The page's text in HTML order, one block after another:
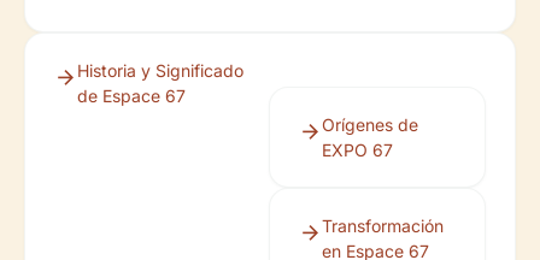
Historia y Significado
de Espace 67
Orígenes de
EXPO 67
Transformación
en Espace 67